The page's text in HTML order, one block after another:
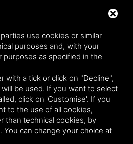
CIVILE REVO N.
valida dal 12/11/2025 al
12/11/2026
GARANZIA INSOLVENZA
valida dal 03/03/26 al
03/03/27
Verde Incoming Italy
Raggio
di Nagliati dott.ssa Ilaria –
srlAll rights reserved.
- C.F NGLLRI66L56D548L - Numero
Ferrara 166627/1998 Licenza
Provincia di Ferrara n.
2008 - Sitemap Privacy Legal
use cookies or similar
purposes and, with your
as specified in the
with a tick or click on "Decline",
be used. If you want to select
click on 'Customise'. If you
to the use of all cookies,
than technical cookies, by
You can change your choice at